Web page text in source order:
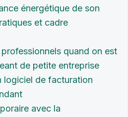
énergétique de son
et cadre
quand on est
de petite entreprise
logiciel de facturation
avec la